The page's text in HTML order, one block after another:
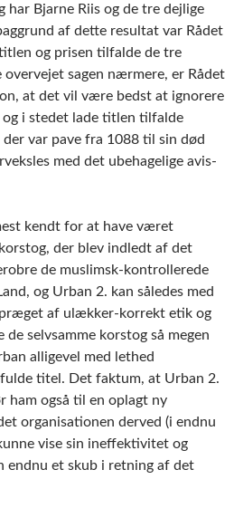
har Bjarne Riis og de tre dejlige
af dette resultat var Rådet
og prisen tilfalde de tre
overvejet sagen nærmere, er Rådet
at det vil være bedst at ignorere
i stedet lade titlen tilfalde
der var pave fra 1088 til sin død
med det ubehagelige avis-
kendt for at have været
der blev indledt af det
de muslimsk-kontrollerede
og Urban 2. kan således med
præget af ulækker-korrekt etik og
selvsamme korstog så megen
alligevel med lethed
titel. Det faktum, at Urban 2.
ham også til en oplagt ny
organisationen derved (i endnu
vise sin ineffektivitet og
endnu et skub i retning af det